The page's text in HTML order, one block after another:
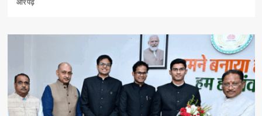
और पढ़ें
के
विशेष
निरीक्षण
के